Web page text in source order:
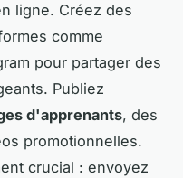
ligne. Créez des
comme
pour partager des
Publiez
d'apprenants, des
promotionnelles.
crucial : envoyez